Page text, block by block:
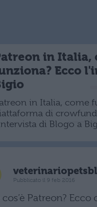
in Italia,
Ecco
in Italia, come
di
di Blogo a
Pubblicato il 9 feb 2016
cos’è Patreon?